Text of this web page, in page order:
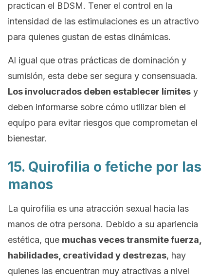
practican el BDSM. Tener el control en la
intensidad de las estimulaciones es un atractivo
para quienes gustan de estas dinámicas.
Al igual que otras prácticas de dominación y
sumisión, esta debe ser segura y consensuada.
Los involucrados deben establecer límites y
deben informarse sobre cómo utilizar bien el
equipo para evitar riesgos que comprometan el
bienestar.
15. Quirofilia o fetiche por las
manos
La quirofilia es una atracción sexual hacia las
manos de otra persona. Debido a su apariencia
estética, que muchas veces transmite fuerza,
habilidades, creatividad y destrezas, hay
quienes las encuentran muy atractivas a nivel